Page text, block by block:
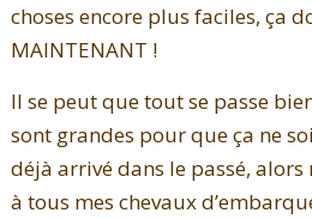
choses encore plus faciles, ça
MAINTENANT !
Il se peut que tout se passe
sont grandes pour que ça ne
déjà arrivé dans le passé,
à tous mes chevaux